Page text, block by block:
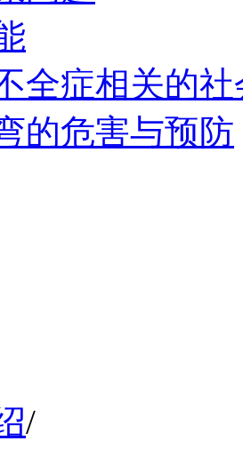
全症相关的
的危害与预防
/